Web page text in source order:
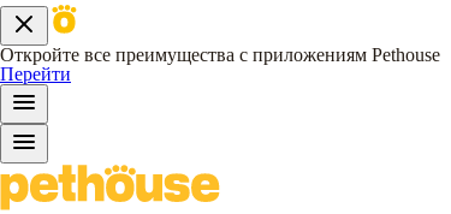
Откройте все преимущества с приложениям Pethouse
Перейти